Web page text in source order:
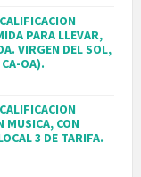
PARA LLEVAR,
VIRGEN DEL SOL,
OA).
MUSICA, CON
3 DE TARIFA.